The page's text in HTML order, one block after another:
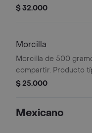
plátano frito.
$ 32.000
Morcilla
Morcilla de 500
compartir. Producto
charcutería.
$ 25.000
Mexicano